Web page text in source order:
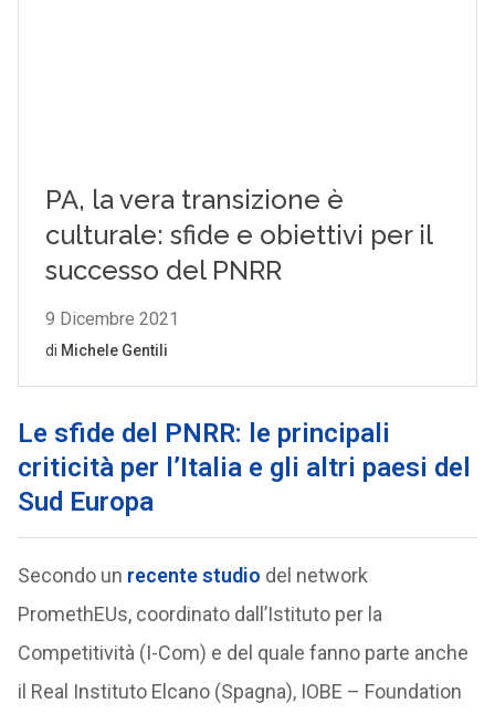
Le sfide del PNRR: le principali
criticità per l’Italia e gli altri paesi del
Sud Europa
Secondo un recente studio del network
PromethEUs, coordinato dall’Istituto per la
Competitività (I-Com) e del quale fanno parte anche
il Real Instituto Elcano (Spagna), IOBE – Foundation